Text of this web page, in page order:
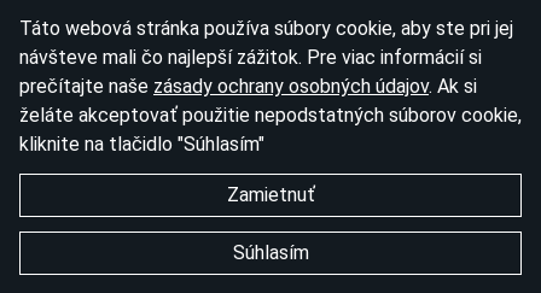
Táto webová stránka používa súbory cookie, aby ste pri jej
návšteve mali čo najlepší zážitok. Pre viac informácií si
prečítajte naše zásady ochrany osobných údajov. Ak si
želáte akceptovať použitie nepodstatných súborov cookie,
kliknite na tlačidlo "Súhlasím"
Zamietnuť
Súhlasím